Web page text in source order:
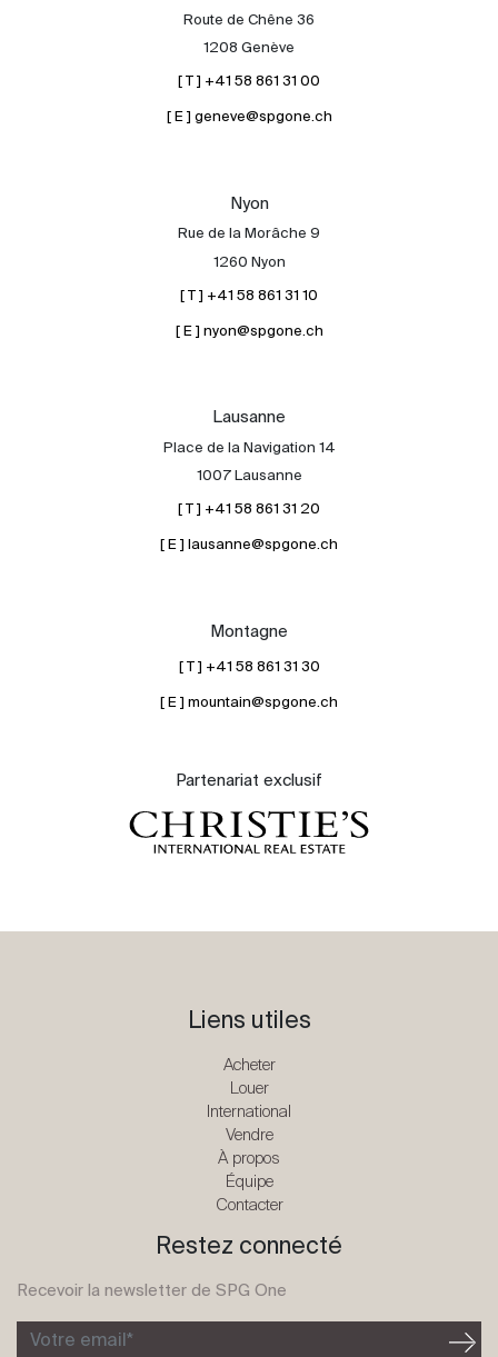
Route de Chêne 36
1208 Genève
[ T ] +41 58 861 31 00
[ E ] geneve@spgone.ch
Nyon
Rue de la Morâche 9
1260 Nyon
[ T ] +41 58 861 31 10
[ E ] nyon@spgone.ch
Lausanne
Place de la Navigation 14
1007 Lausanne
[ T ] +41 58 861 31 20
[ E ] lausanne@spgone.ch
Montagne
[ T ] +41 58 861 31 30
[ E ] mountain@spgone.ch
Partenariat exclusif
Liens utiles
Acheter
Louer
International
Vendre
À propos
Équipe
Contacter
Restez connecté
Recevoir la newsletter de SPG One
Votre email*